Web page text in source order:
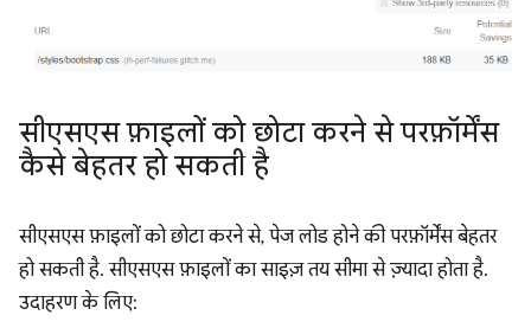
सीएसएस फ़ाइलों को छोटा करने से परफ़ॉर्मेंस
कैसे बेहतर हो सकती है
सीएसएस फ़ाइलों को छोटा करने से, पेज लोड होने की परफ़ॉर्मेंस बेहतर
हो सकती है. सीएसएस फ़ाइलों का साइज़ तय सीमा से ज़्यादा होता है.
उदाहरण के लिए: